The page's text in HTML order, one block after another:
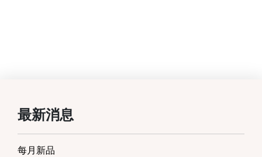
最新消息
每月新品